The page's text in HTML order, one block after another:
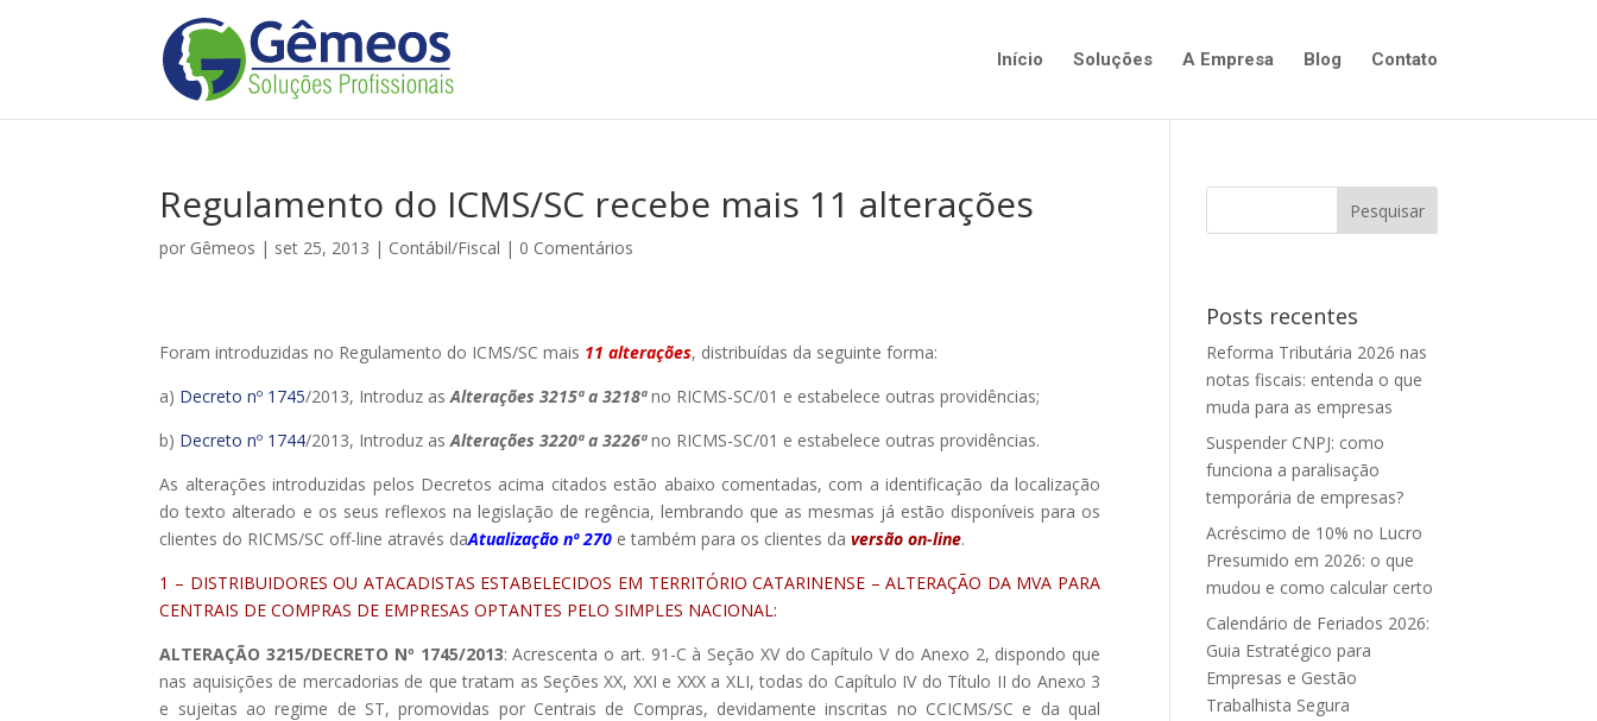
Início Soluções A Empresa Blog Contato
Regulamento do ICMS/SC recebe mais 11 alterações
por Gêmeos | set 25, 2013 | Contábil/Fiscal | 0 Comentários
Foram introduzidas no Regulamento do ICMS/SC mais 11 alterações, distribuídas da seguinte forma:
a) Decreto nº 1745/2013, Introduz asAlterações 3215ª a 3218ªno RICMS-SC/01 e estabelece outras providências;
b) Decreto nº 1744/2013, Introduz asAlterações 3220ª a 3226ªno RICMS-SC/01 e estabelece outras providências.
As alterações introduzidas pelos Decretos acima citados estão abaixo comentadas, com a identificação da localização
do texto alterado e os seus reflexos na legislação de regência, lembrando que as mesmas já estão disponíveis para os
clientes do RICMS/SC off-line através daAtualização nº 270 e também para os clientes daversão on-line.
1 – DISTRIBUIDORES OU ATACADISTAS ESTABELECIDOS EM TERRITÓRIO CATARINENSE – ALTERAÇÃO DA MVA PARA
CENTRAIS DE COMPRAS DE EMPRESAS OPTANTES PELO SIMPLES NACIONAL:
ALTERAÇÃO 3215/DECRETO Nº 1745/2013: Acrescenta o art. 91-C à Seção XV do Capítulo V do Anexo 2, dispondo que
nas aquisições de mercadorias de que tratam as Seções XX, XXI e XXX a XLI, todas do Capítulo IV do Título II do Anexo 3
e sujeitas ao regime de ST, promovidas por Centrais de Compras, devidamente inscritas no CCICMS/SC e da qual
Posts recentes
Reforma Tributária 2026 nas
notas fiscais: entenda o que
muda para as empresas
Suspender CNPJ: como
funciona a paralisação
temporária de empresas?
Acréscimo de 10% no Lucro
Presumido em 2026: o que
mudou e como calcular certo
Calendário de Feriados 2026:
Guia Estratégico para
Empresas e Gestão
Trabalhista Segura